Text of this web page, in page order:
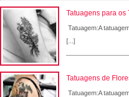
Tatuagens para os
Tatuagem:A
[...]
Tatuagens de
Tatuagem:A